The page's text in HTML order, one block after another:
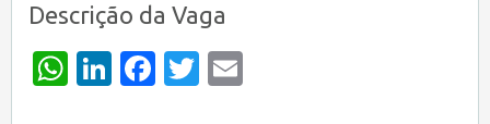
Descrição da Vaga
WhatsApp
LinkedIn
Facebook
Twitter